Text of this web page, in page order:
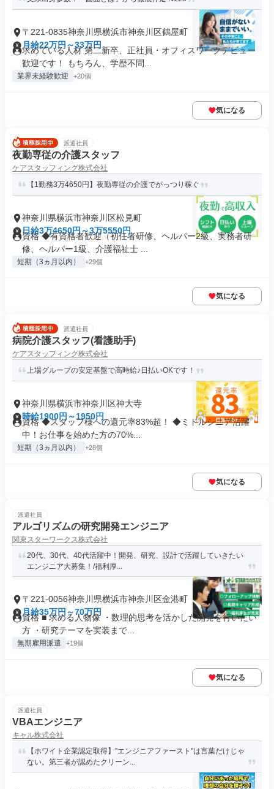
〒221-0835神奈川県横浜市神奈川区鶴屋町
月給22万円～33万円
求めている人材 第二新卒、正社員・オフィスワークデビュー
歓迎です！ もちろん、学歴不問...
業界未経験歓迎 +20個
気になる
派遣社員
夜勤専従の介護スタッフ
ケアスタッフィング株式会社
【1勤務3万4650円】夜勤専従の介護でがっつり稼ぐ
神奈川県横浜市神奈川区松見町
日給3万4650円～3万5550円
資格 ◆有資格者歓迎（初任者研修、ヘルパー2級、実務者研
修、ヘルパー1級、介護福祉士 ...
短期（3ヵ月以内） +29個
気になる
派遣社員
病院介護スタッフ(看護助手)
ケアスタッフィング株式会社
上場グループの安定基盤で高時給♪日払いOKです！
神奈川県横浜市神奈川区神大寺
時給1900円～1950円
資格 ◆スタッフ様への還元率83%超！ ◆ミドルシニア活躍
中！お仕事を始めた方の70%...
短期（3ヵ月以内） +28個
気になる
派遣社員
アルゴリズムの研究開発エンジニア
関東スターワークス株式会社
20代、30代、40代活躍中！開発、研究、設計で活躍していきたい
エンジニア大募集！/福利厚...
〒221-0056神奈川県横浜市神奈川区金港町
月給35万円～70万円
資格 ■ 求める人物像 ・数理的思考を活かした開発を行いたい
方 ・研究テーマを実装まで...
無期雇用派遣 +19個
気になる
派遣社員
VBAエンジニア
キャル株式会社
【ホワイト企業認定取得】”エンジニアファースト”は言葉だけじゃ
ない。第三者が認めたクリーン...